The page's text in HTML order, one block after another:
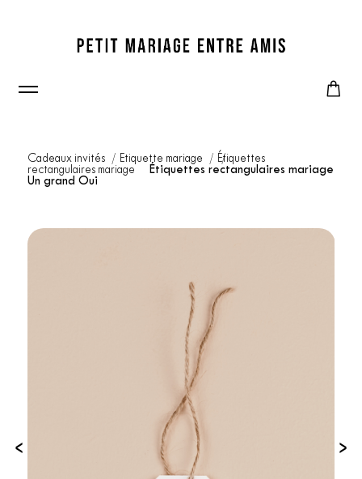
Cadeaux invités Etiquette mariage
Étiquettes
rectangulaires mariage
Étiquettes rectangulaires mariage
Un grand Oui
‹ ›